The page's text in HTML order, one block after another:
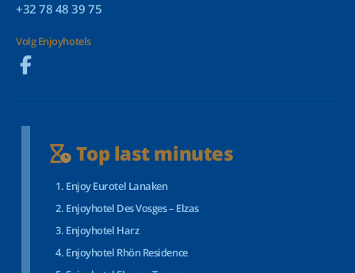
+32 78 48 39 75
Volg Enjoyhotels
Top last minutes
Enjoy Eurotel Lanaken
Enjoyhotel Des Vosges – Elzas
Enjoyhotel Harz
Enjoyhotel Rhön Residence